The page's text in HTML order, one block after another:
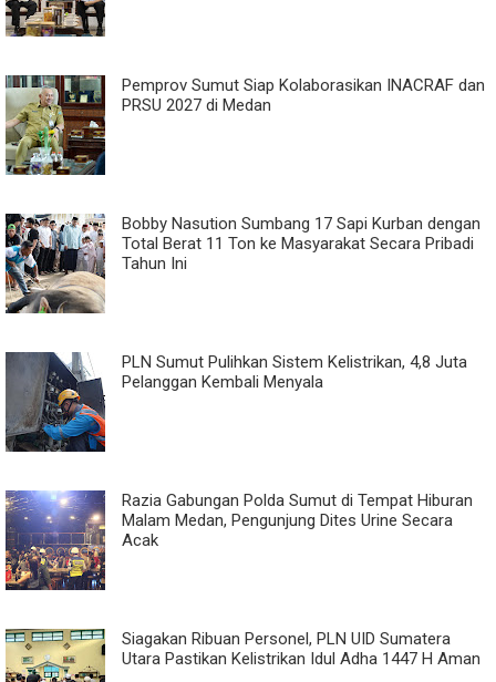
Pemprov Sumut Siap Kolaborasikan INACRAF dan
PRSU 2027 di Medan
Bobby Nasution Sumbang 17 Sapi Kurban dengan
Total Berat 11 Ton ke Masyarakat Secara Pribadi
Tahun Ini
PLN Sumut Pulihkan Sistem Kelistrikan, 4,8 Juta
Pelanggan Kembali Menyala
Razia Gabungan Polda Sumut di Tempat Hiburan
Malam Medan, Pengunjung Dites Urine Secara
Acak
Siagakan Ribuan Personel, PLN UID Sumatera
Utara Pastikan Kelistrikan Idul Adha 1447 H Aman